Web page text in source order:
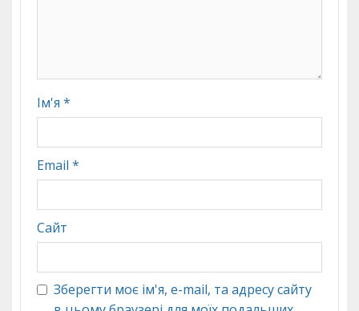
Ім'я *
Email *
Сайт
Зберегти моє ім'я, e-mail, та адресу сайту